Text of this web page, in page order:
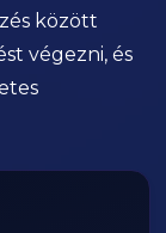
között
végezni, és